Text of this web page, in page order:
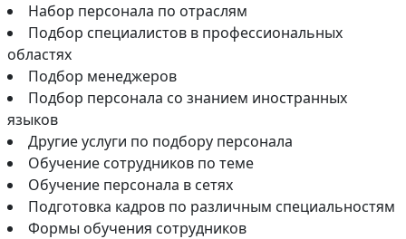
Набор персонала по отраслям
Подбор специалистов в профессиональных
областях
Подбор менеджеров
Подбор персонала со знанием иностранных
языков
Другие услуги по подбору персонала
Обучение сотрудников по теме
Обучение персонала в сетях
Подготовка кадров по различным специальностям
Формы обучения сотрудников